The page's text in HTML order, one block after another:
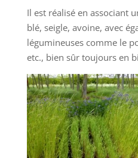
Il est réalisé en associant
blé, seigle, avoine, avec
légumineuses comme le
etc., bien sûr toujours en